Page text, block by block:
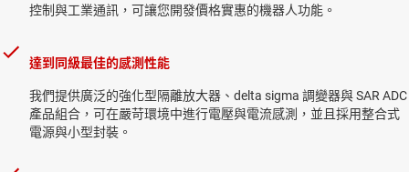
控制與工業通訊，可讓您開發價格實惠的機器人功能。
達到同級最佳的感測性能
我們提供廣泛的強化型隔離放大器、delta sigma 調變器與 SAR ADC
產品組合，可在嚴苛環境中進行電壓與電流感測，並且採用整合式
電源與小型封裝。